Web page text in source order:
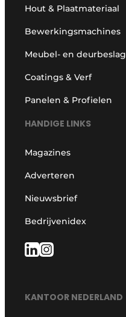
Hout & Plaatmateriaal
Bewerkingsmachines
Meubel- en deurbeslag
Coatings & Verf
Panelen & Profielen
HANDIGE LINKS
Magazines
Adverteren
Nieuwsbrief
Bedrijvenidex
KANTOOR NEDERLAND